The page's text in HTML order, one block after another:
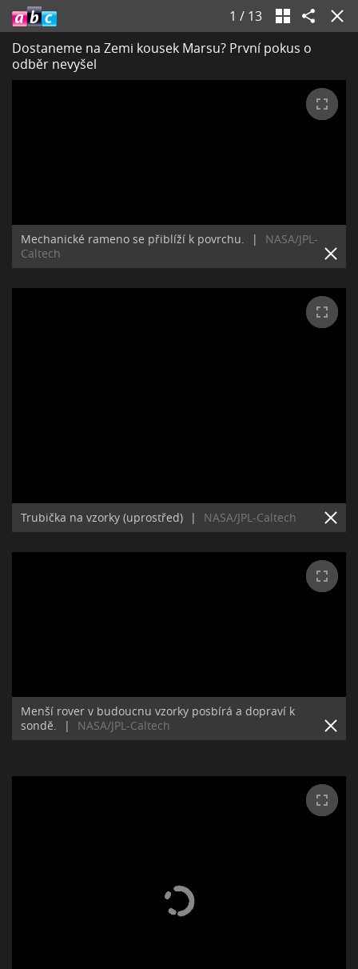
1 / 13
Dostaneme na Zemi kousek Marsu? První pokus o
odběr nevyšel
Mechanické rameno se přiblíží k povrchu. |
NASA/JPL-
Caltech
Trubička na vzorky (uprostřed) | NASA/JPL-Caltech
Menší rover v budoucnu vzorky posbírá a dopraví k
sondě.
| NASA/JPL-Caltech